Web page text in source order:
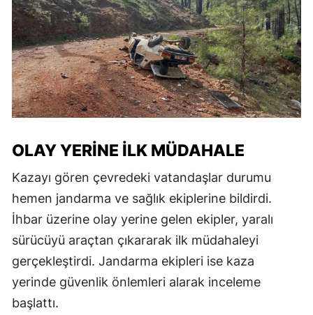
OLAY YERINE İLK MÜDAHALE
Kazayı gören çevredeki vatandaşlar durumu
hemen jandarma ve sağlık ekiplerine bildirdi.
İhbar üzerine olay yerine gelen ekipler, yaralı
sürücüyü araçtan çıkararak ilk müdahaleyi
gerçekleştirdi. Jandarma ekipleri ise kaza
yerinde güvenlik önlemleri alarak inceleme
başlattı.